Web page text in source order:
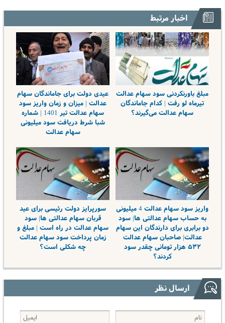
اخبار مرتبط
مبلغ باورنکردنی سود سهام عدالت
تیرماه لو رفت | کدام جاماندگان
سهام عدالت می‌گیرند؟
عیدی دولت برای جاماندگان سهام
عدالت | میزان و زمان واریز سود
سهام عدالت تیر 1401 | شماره
شبا شرط دریافت سود میلیونی
سهام عدالت
واریز سود سهام عدالت 4 میلیونی
به حساب سهام عدالتی ها| سود
دو برابری برای دارندگان این سهام
عدالت| صاحبان سهام عدالت
۵۳۲ هزار تومانی چقدر سود
کردند؟
سورپرایز دولت رئیسی برای عید
قربان سهام عدالتی ها| سود
سهام عدالت در راه است | مبلغ و
زمان پرداخت سود سهام عدالت
چه شکلی است؟
ارسال نظر